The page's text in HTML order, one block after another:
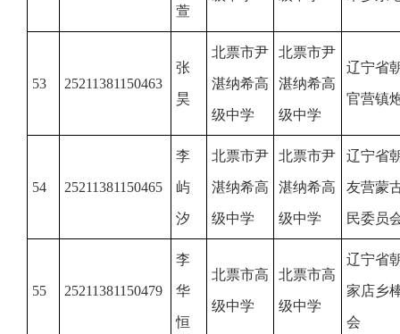
萱
53 25211381150463
张
昊
北票市尹
湛纳希高
级中学
北票市尹
湛纳希高
级中学
辽宁省
官营镇
54 25211381150465
李
屿
汐
北票市尹
湛纳希高
级中学
北票市尹
湛纳希高
级中学
辽宁省
友营蒙
民委员
55 25211381150479
李
华
恒
北票市高
级中学
北票市高
级中学
辽宁省
家店乡
会